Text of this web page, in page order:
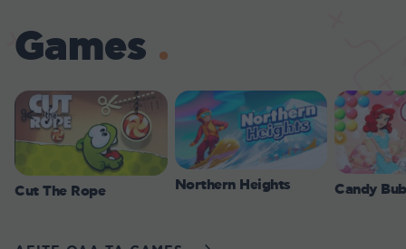
Games
Cut The Rope Northern Heights Candy